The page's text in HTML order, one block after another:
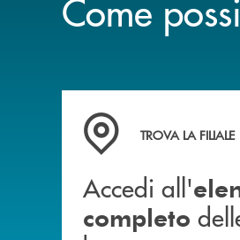
Come
Accedi all' elenco
TROVA LA FILIALE
Accedi all'
completo